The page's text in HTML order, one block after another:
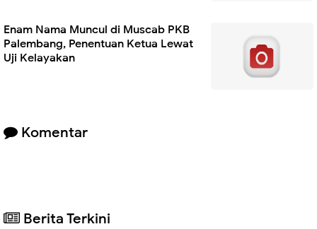
Enam Nama Muncul di Muscab PKB
Palembang, Penentuan Ketua Lewat
Uji Kelayakan
Komentar
Berita Terkini